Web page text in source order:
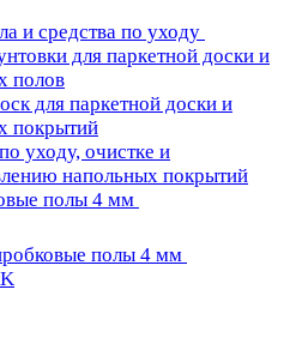
и средства по уходу
для паркетной доски и
полов
для паркетной доски и
покрытий
уходу, очистке и
напольных покрытий
полы 4 мм
полы 4 мм